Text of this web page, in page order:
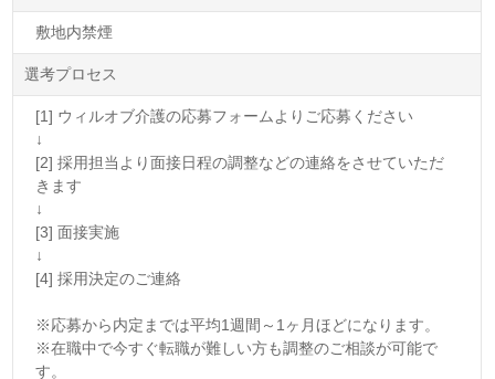
敷地内禁煙
選考プロセス
[1] ウィルオブ介護の応募フォームよりご応募ください
↓
[2] 採用担当より面接日程の調整などの連絡をさせていただ
きます
↓
[3] 面接実施
↓
[4] 採用決定のご連絡
※応募から内定までは平均1週間～1ヶ月ほどになります。
※在職中で今すぐ転職が難しい方も調整のご相談が可能で
す。